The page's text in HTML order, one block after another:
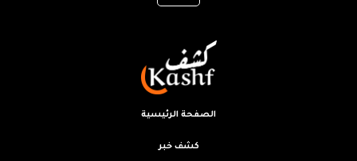
الصفحة الرئيسية
كشف خبر